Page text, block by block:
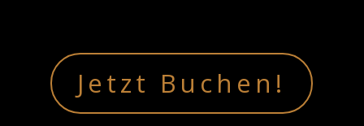
Jetzt Buchen!